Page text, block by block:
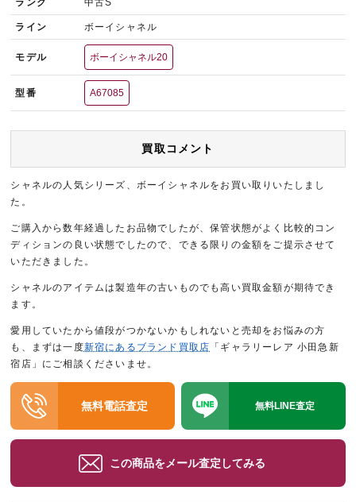
ランク 中古S
ライン ボーイシャネル
モデル ボーイシャネル20
型番 A67085
買取コメント
シャネルの人気シリーズ、ボーイシャネルをお買い取りいたしまし
た。
ご購入から数年経過したお品物でしたが、保管状態がよく比較的コン
ディションの良い状態でしたので、できる限りの金額をご提示させて
いただきました。
シャネルのアイテムは製造年の古いものでも高い買取金額が期待でき
ます。
愛用していたから値段がつかないかもしれないと売却をお悩みの方
も、まずは一度新宿にあるブランド買取店 「ギャラリーレア 小田急新
宿店」にご相談くださいませ。
無料電話査定 無料LINE査定
この商品をメール査定してみる